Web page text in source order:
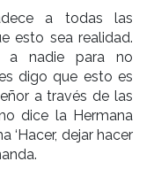
a todas las
esto sea realidad.
a nadie para no
digo que esto es
a través de las
dice la Hermana
‘Hacer, dejar hacer